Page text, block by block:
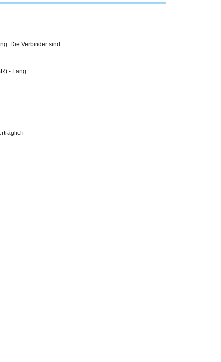
Die Verbinder sind
- Lang